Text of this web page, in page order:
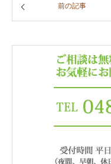
前の記事